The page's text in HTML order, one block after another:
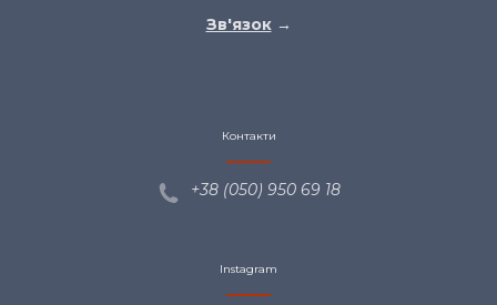
Зв'язок →
Контакти
+38 (050) 950 69 18
Instagram